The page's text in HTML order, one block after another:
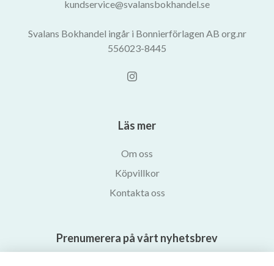
kundservice@svalansbokhandel.se
Svalans Bokhandel ingår i Bonnierförlagen AB org.nr
556023-8445
Läs mer
Om oss
Köpvillkor
Kontakta oss
Prenumerera på vårt nyhetsbrev